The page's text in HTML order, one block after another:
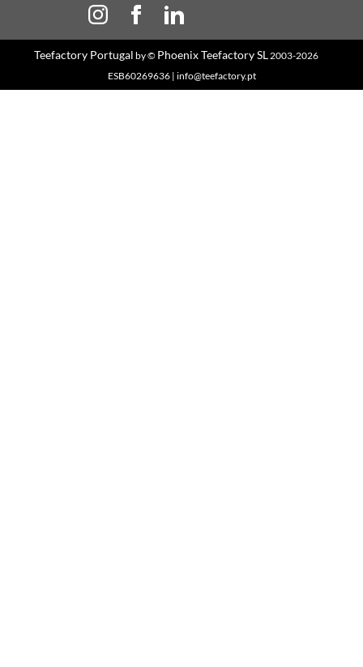
Teefactory Portugal by © Phoenix Teefactory SL2003-2026
ESB60269636 | info@teefactory.pt